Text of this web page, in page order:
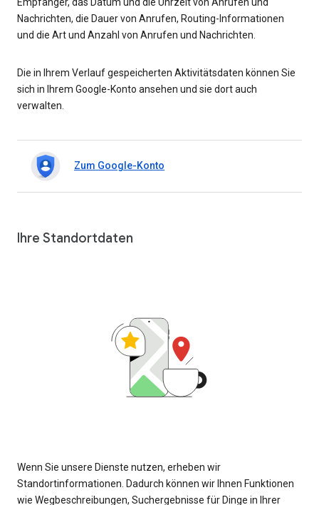
Empfänger, das Datum und die Uhrzeit von Anrufen und
Nachrichten, die Dauer von Anrufen, Routing-Informationen
und die Art und Anzahl von Anrufen und Nachrichten.
Die in Ihrem Verlauf gespeicherten Aktivitätsdaten können Sie
sich in Ihrem Google-Konto ansehen und sie dort auch
verwalten.
Zum Google-Konto
Ihre Standortdaten
Wenn Sie unsere Dienste nutzen, erheben wir
Standortinformationen. Dadurch können wir Ihnen Funktionen
wie Wegbeschreibungen, Suchergebnisse für Dinge in Ihrer